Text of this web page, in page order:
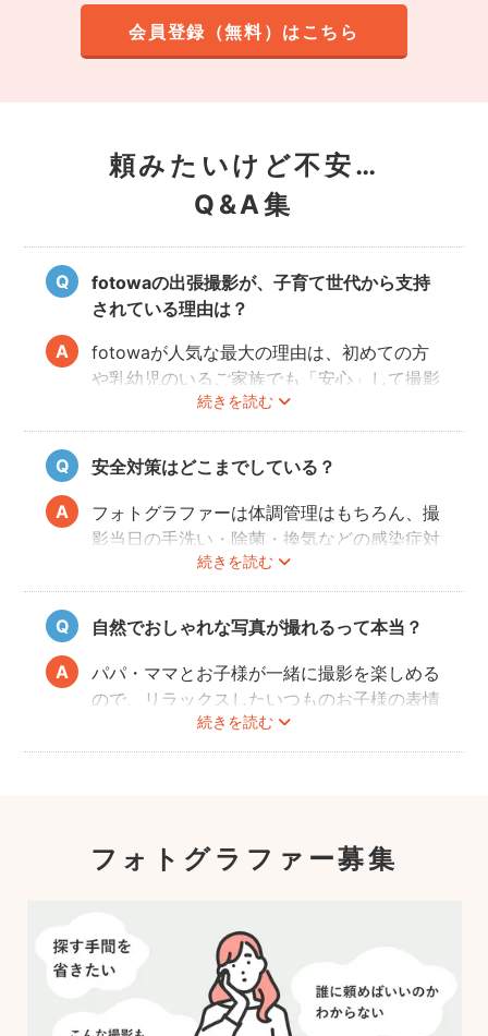
会員登録（無料）はこちら
頼みたいけど不安…
Q&A集
fotowaの出張撮影が、子育て世代から支持
されている理由は？
続きを読む
fotowaが人気な最大の理由は、初めての方
や乳幼児のいるご家族でも「安心」して撮影
を楽しんでいただけることです。
厳しい審査を通過した、赤ちゃん・子どもの
扱いに慣れているパパ・ママ世代のカメラマ
ンが全国に多数在籍。
またどのカメラマンでも指名料は一切ござい
ません。分かりやすい料金体系も人気のポイ
安全対策はどこまでしている？
続きを読む
フォトグラファーは体調管理はもちろん、撮
影当日の手洗い・除菌・換気などの感染症対
策や、熱中症予防に努めます。
また、撮影中はご家族のペースに合わせなが
ら、周囲や足元に危険なものがないか注意を
呼び掛けながら進行しますのでご安心くださ
い。
自然でおしゃれな写真が撮れるって本当？
続きを読む
パパ・ママとお子様が一緒に撮影を楽しめる
ので、リラックスしたいつものお子様の表情
を撮影できます。
こども・家族撮影に長けたプロカメラマンの
フォトグラファー募集